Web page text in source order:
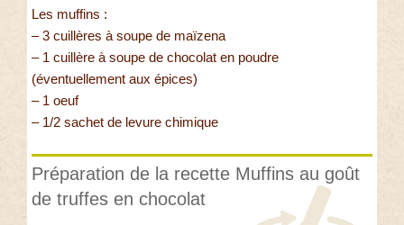
Les muffins :
– 3 cuillères à soupe de maïzena
– 1 cuillère à soupe de chocolat en poudre
(éventuellement aux épices)
– 1 oeuf
– 1/2 sachet de levure chimique
Préparation de la recette Muffins au goût
de truffes en chocolat